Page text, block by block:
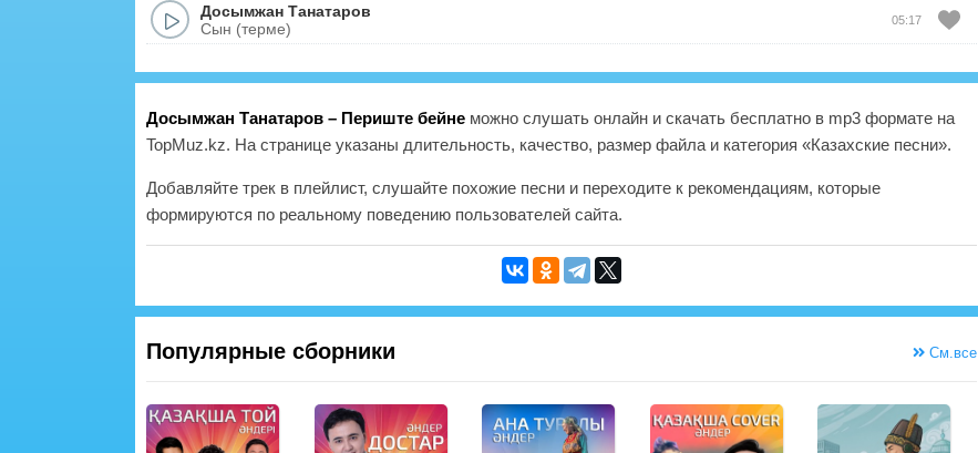
Досымжан Танатаров
Сын (терме)
05:17
Досымжан Танатаров – Периште бейне можно слушать онлайн и скачать бесплатно в mp3 формате на
TopMuz.kz. На странице указаны длительность, качество, размер файла и категория «Казахские песни».
Добавляйте трек в плейлист, слушайте похожие песни и переходите к рекомендациям, которые
формируются по реальному поведению пользователей сайта.
Популярные сборники См.все